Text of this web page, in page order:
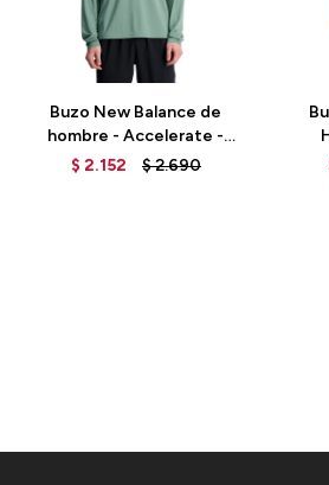
Buzo New Balance de
hombre - Accelerate -
MT23227DKJ - GREEN
$ 2.152 $2.690